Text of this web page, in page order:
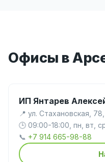
Офисы в
ИП Янтарев
📍 ул. Стахановская,
🕒 09:00-18:00, пн, вт,
📞 +7 914 665-98-88